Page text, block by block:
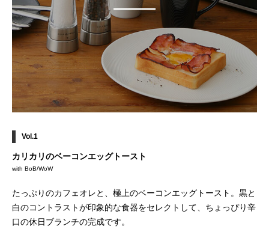
Vol.1
カリカリのベーコンエッグトースト
with BoB/WoW
たっぷりのカフェオレと、極上のベーコンエッグトースト。黒と
白のコントラストが印象的な食器をセレクトして、ちょっぴり辛
口の休日ブランチの完成です。